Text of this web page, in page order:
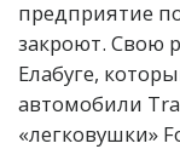
предприятие
закроют. Свою
Елабуге,
автомобили
«легковушки»